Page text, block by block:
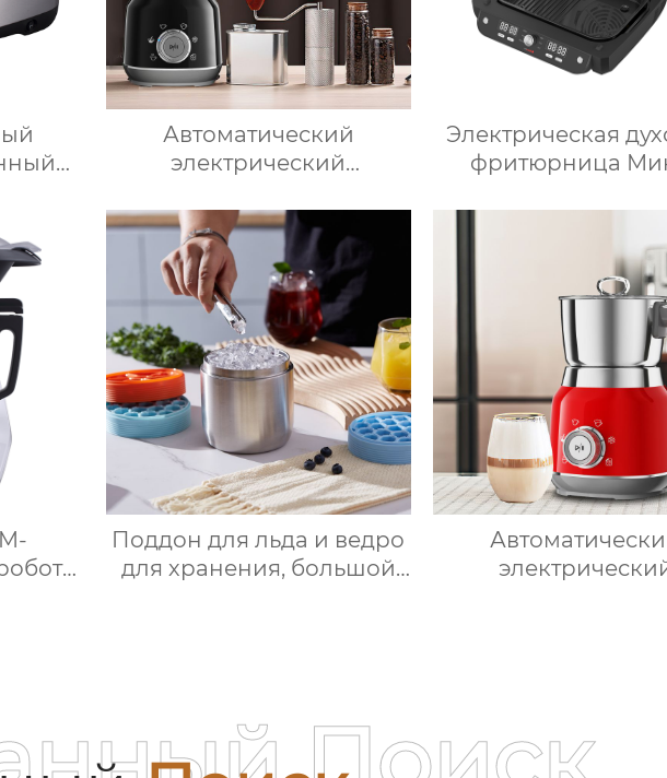
Автоматический
электрический
подогрева молока,
подогрева шоколада,
корпус из матовой
нержавеющей стали,
домашний пароварочный
аппарат для молока
Электрическая
фритюрница
Безмасляная
умной плитой
серебристого
цифровым ЖК-
объемом 6
двойной
Поддон для льда и ведро
для хранения, большой
домашний
аппарат для